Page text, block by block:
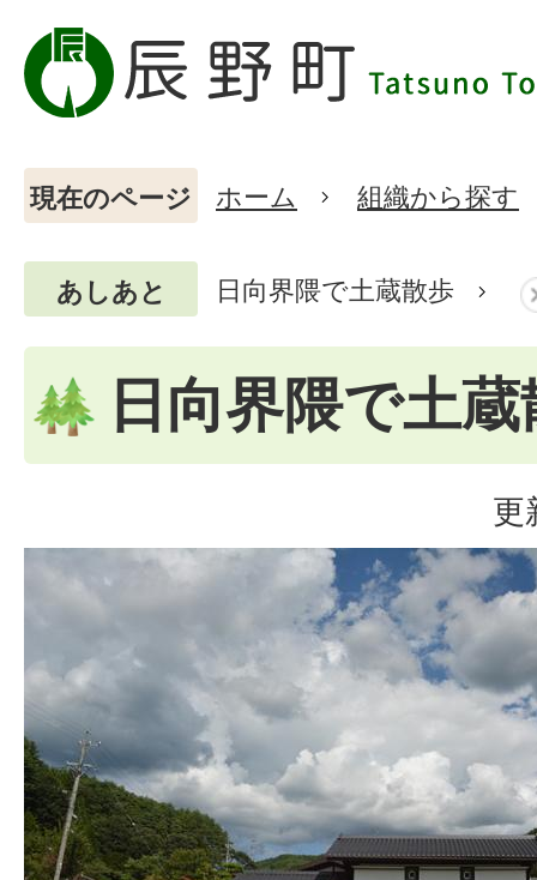
現在のページ ホーム 組織から探す
あしあと 日向界隈で土蔵散歩
日向界隈で土
更